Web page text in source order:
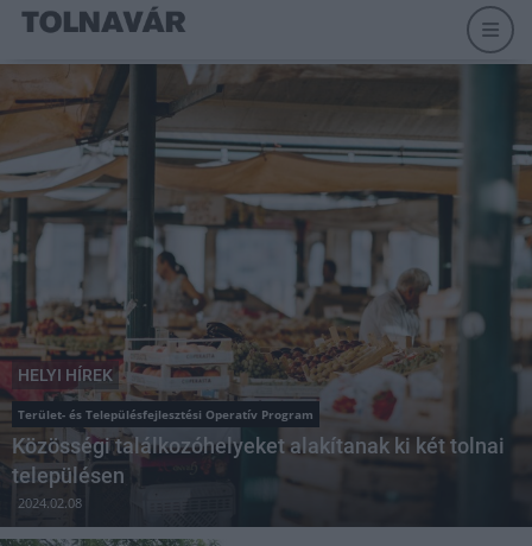
HELYI HÍREK
Terület- és Településfejlesztési Operatív Program
Közösségi találkozóhelyeket alakítanak ki két tolnai
településen
2024.02.08